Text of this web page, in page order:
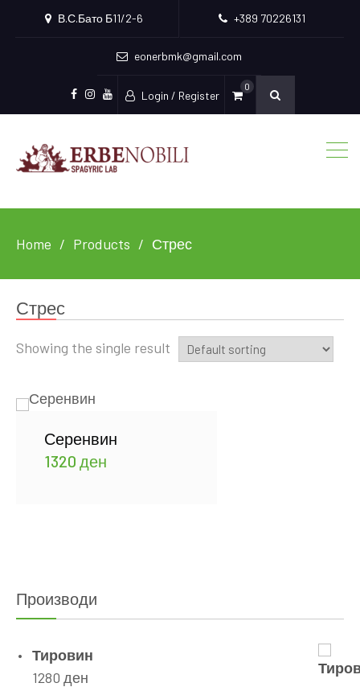
В.С.Бато Б11/2-6 +389 70226131
eonerbmk@gmail.com
Facebook
Instagram
Youtube
Login / Register
0
Home Products Стрес
Стрес
Showing the single result
Серенвин
1320 ден
Производи
Тировин
1280 ден